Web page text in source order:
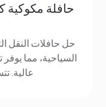
حل حافلات النقل
السياحية، مما
عالية.